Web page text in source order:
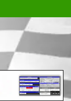
en